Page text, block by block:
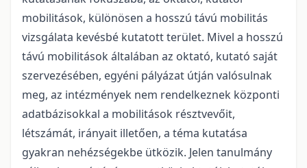
mobilitások, különösen a hosszú távú mobilitás
vizsgálata kevésbé kutatott terület. Mivel a hosszú
távú mobilitások általában az oktató, kutató saját
szervezésében, egyéni pályázat útján valósulnak
meg, az intézmények nem rendelkeznek központi
adatbázisokkal a mobilitások résztvevőit,
létszámát, irányait illetően, a téma kutatása
gyakran nehézségekbe ütközik. Jelen tanulmány